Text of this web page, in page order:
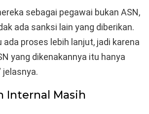
sebagai pegawai bukan ASN,
ada sanksi lain yang diberikan.
ada proses lebih lanjut, jadi karena
yang dikenakannya itu hanya
jelasnya.
Internal Masih